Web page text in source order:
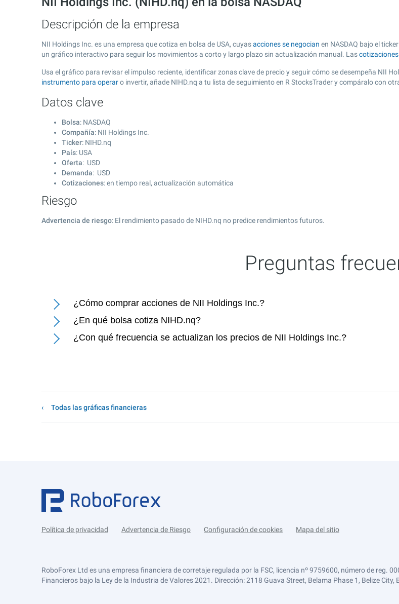
Descripción de la empresa
NII Holdings Inc. es una empresa que cotiza en bolsa de USA, cuyasacciones se negocian en NASDAQ bajo el
un gráfico interactivo para seguir los movimientos a corto y largo plazo sin actualización manual. Las
Usa el gráfico para revisar el impulso reciente, identificar zonas clave de precio y seguir cómo se desempeña NII
instrumento para operaro invertir, añade NIHD.nq a tu lista de seguimiento en R StocksTrader y compáralo con
Datos clave
Bolsa: NASDAQ
Compañía: NII Holdings Inc.
Ticker: NIHD.nq
País: USA
Oferta: USD
Demanda: USD
Cotizaciones: en tiempo real, actualización automática
Riesgo
Advertencia de riesgo: El rendimiento pasado de NIHD.nq no predice rendimientos futuros.
Preguntas
¿Cómo comprar acciones de NII Holdings Inc.?
¿En qué bolsa cotiza NIHD.nq?
¿Con qué frecuencia se actualizan los precios de NII Holdings Inc.?
Todas las gráficas financieras
Política de privacidad Advertencia de Riesgo Configuración de cookies Mapa del sitio
RoboForex Ltd es una empresa financiera de corretaje regulada por la FSC, licencia nº 9759600, número de reg.
Financieros bajo la Ley de la Industria de Valores 2021. Dirección: 2118 Guava Street, Belama Phase 1, Belize City,